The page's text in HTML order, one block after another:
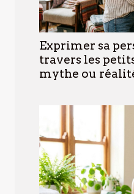
Exprimer sa
travers les
mythe ou